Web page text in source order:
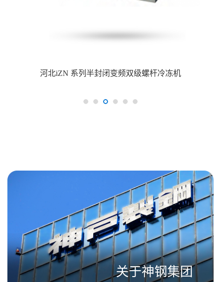
河北iZN 系列半封闭变频双级螺杆冷冻机
关于神钢集团